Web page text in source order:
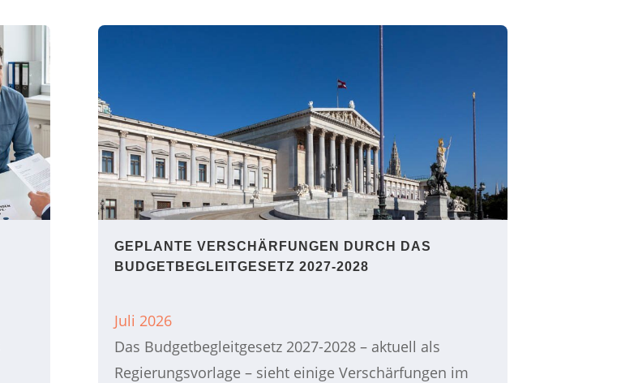
GEPLANTE VERSCHÄRFUNGEN DURCH DAS
BUDGETBEGLEITGESETZ 2027-2028
Juli 2026
Das Budgetbegleitgesetz 2027-2028 – aktuell als
Regierungsvorlage – sieht einige Verschärfungen im